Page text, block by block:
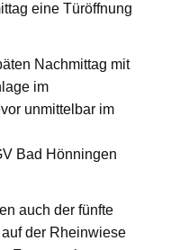
eine Türöffnung
Nachmittag mit
im
unmittelbar im
Bad Hönningen
auch der fünfte
der Rheinwiese